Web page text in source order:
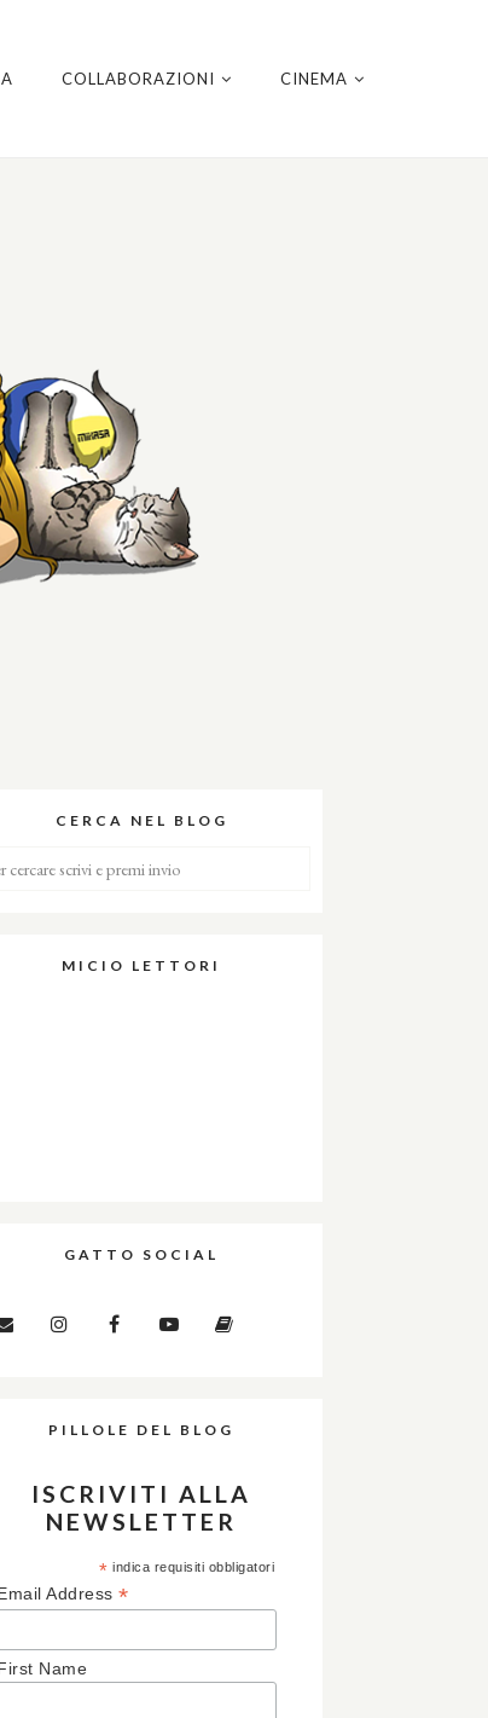
COLLABORAZIONI CINEMA
CERCA NEL BLOG
MICIO LETTORI
GATTO SOCIAL
PILLOLE DEL BLOG
ISCRIVITI ALLA
NEWSLETTER
* indica requisiti obbligatori
Address *
Name